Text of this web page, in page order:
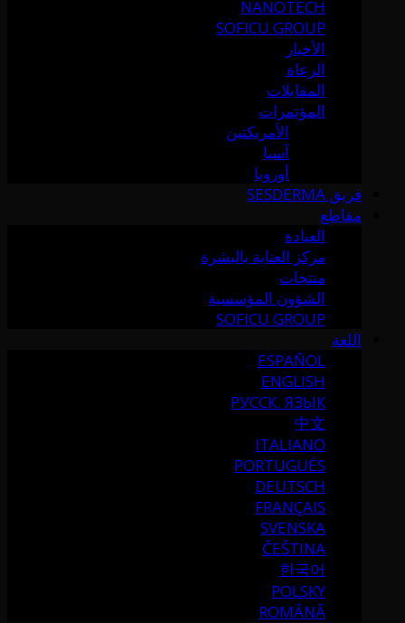
NANOTECH
SOFICU GROUP
الأخبار
الرعاة
المقابلات
المؤتمرات
الأمريكتين
آسيا
أوروبا
فريق SESDERMA
مقاطع
العيادة
مركز العناية بالبشرة
منتجات
الشؤون المؤسسية
SOFICU GROUP
اللغة
ESPAÑOL
ENGLISH
РУССК. ЯЗЫК
中文
ITALIANO
PORTUGUÉS
DEUTSCH
FRANÇAIS
SVENSKA
ČEŠTINA
한국어
POLSKY
ROMÂNĂ